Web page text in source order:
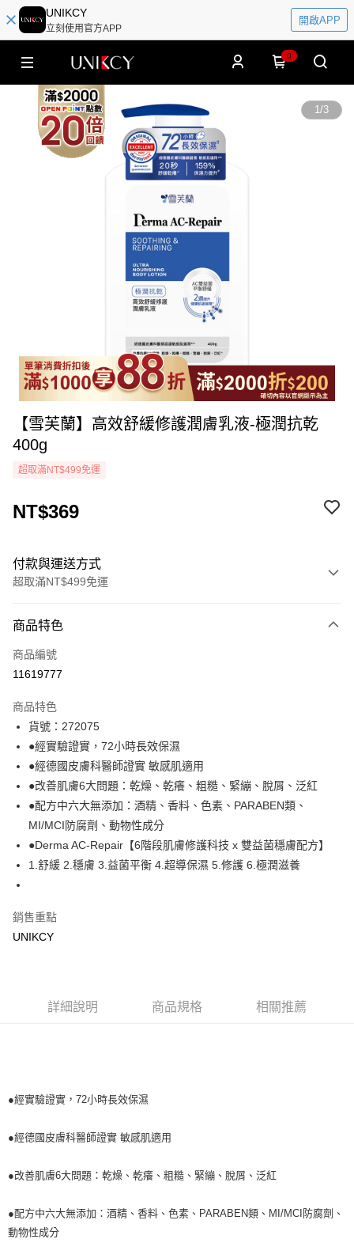
UNIKCY
立刻使用官方APP
開啟APP
0
1/3
【雪芙蘭】高效舒緩修護潤膚乳液-極潤抗乾
400g
超取滿NT$499免運
NT$369
付款與運送方式
超取滿NT$499免運
icash Pay
信用卡一次付款
LINE Pay
Apple Pay
街口支付
悠遊付
Google Pay
每筆NT$70，滿NT$499(含以上)免運費
宅配［需2-3個工作天不含預購商品］
商品特色
商品編號
11619777
商品特色
貨號：272075
●經實驗證實，72小時長效保濕
●經德國皮膚科醫師證實 敏感肌適用
●改善肌膚6大問題：乾燥、乾癢、粗糙、緊繃、脫屑、泛紅
●配方中六大無添加：酒精、香料、色素、PARABEN類、
MI/MCI防腐劑、動物性成分
●Derma AC-Repair【6階段肌膚修護科技 x 雙益菌穩膚配方】
1.舒緩 2.穩膚 3.益菌平衡 4.超導保濕 5.修護 6.極潤滋養
銷售重點
UNIKCY
詳細說明 商品規格 相關推薦
●經實驗證實，72小時長效保濕
●經德國皮膚科醫師證實 敏感肌適用
●改善肌膚6大問題：乾燥、乾癢、粗糙、緊繃、脫屑、泛紅
●配方中六大無添加：酒精、香料、色素、PARABEN類、MI/MCI防腐劑、
動物性成分